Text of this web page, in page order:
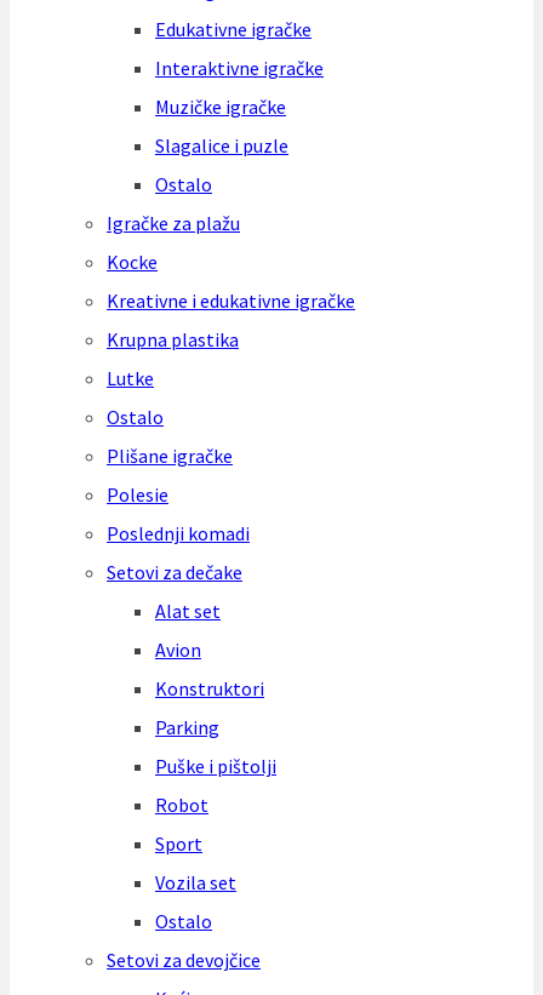
Edukativne igračke
Interaktivne igračke
Muzičke igračke
Slagalice i puzle
Ostalo
Igračke za plažu
Kocke
Kreativne i edukativne igračke
Krupna plastika
Lutke
Ostalo
Plišane igračke
Polesie
Poslednji komadi
Setovi za dečake
Alat set
Avion
Konstruktori
Parking
Puške i pištolji
Robot
Sport
Vozila set
Ostalo
Setovi za devojčice